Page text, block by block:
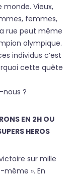
Vieux,
femmes,
rue peut même
olympique.
individus c’est
cette quête
nous ?
EN 2H OU
HEROS
sur mille
même ». En